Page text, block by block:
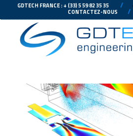
GDTECH FRANCE : + (33) 5 59 82 35 35 //---
CONTACTEZ-NOUS ---//